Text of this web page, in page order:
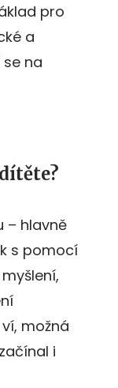
pro
a
na
– hlavně
s pomocí
možná
i